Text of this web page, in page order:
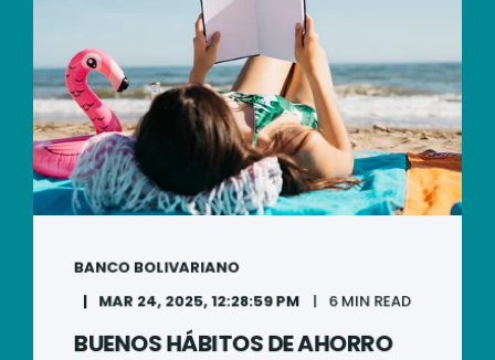
BANCO BOLIVARIANO
MAR 24, 2025, 12:28:59 PM
6 MIN READ
BUENOS HÁBITOS DE AHORRO